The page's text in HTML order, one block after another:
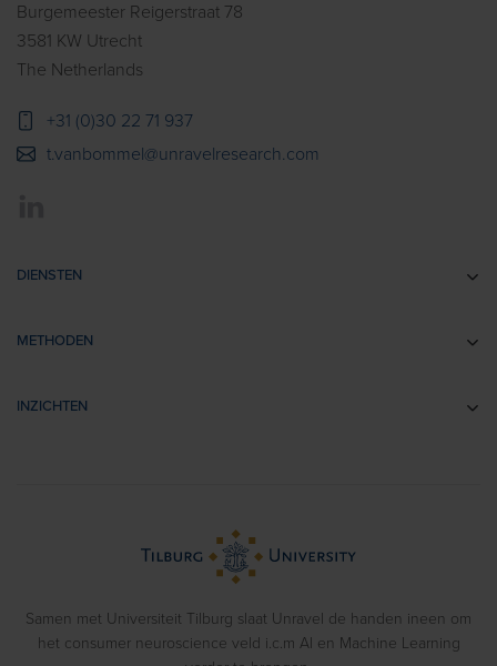
Burgemeester Reigerstraat 78
3581 KW Utrecht
The Netherlands
+31 (0)30 22 71 937
t.vanbommel@unravelresearch.com
DIENSTEN
Retail- & Shopperonderzoek
METHODEN
INZICHTEN
Samen met Universiteit Tilburg slaat Unravel de handen ineen om
het consumer neuroscience veld i.c.m AI en Machine Learning